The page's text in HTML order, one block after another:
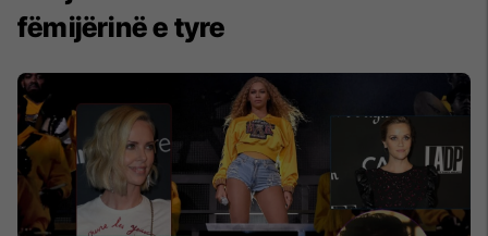
fëmijërinë e tyre